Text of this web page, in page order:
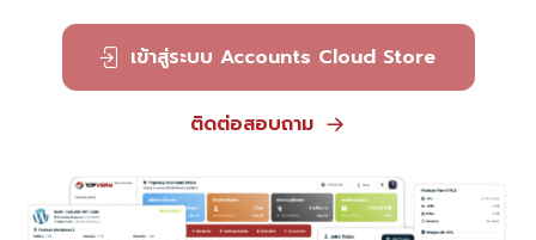
เข้าสู่ระบบ Accounts Cloud Store
ติดต่อสอบถาม